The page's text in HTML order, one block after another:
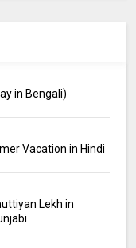
in Bengali)
Vacation in Hindi
Lekh in